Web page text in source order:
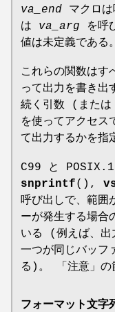
va_end マクロ
は va_arg を呼
値は未定義である
これらの関数はす
って出力を書き出
続く引数 (または
を使ってアクセ
て出力するかを指
C99 と
snprintf(),
呼び出しで、範囲
ーが発生する場合
いる (例えば、出
一つが同じバッフ
る)。 「注意」の
フォーマット文字